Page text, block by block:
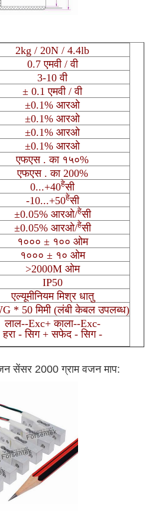
2kg / 20N / 4.4lb
0.7 एमवी / वी
3-10 वी
± 0.1 एमवी / वी
±0.1% आरओ
±0.1% आरओ
±0.1% आरओ
±0.1% आरओ
एफएस . का १५०%
एफएस . का 200%
0...+40हेसी
-10...+50हेसी
±0.05% आरओ/हेसी
±0.05% आरओ/हेसी
१००० ± १०० ओम
१००० ± १० ओम
>2000M ओम
IP50
एल्यूमीनियम मिश्र धातु
* 50 मिमी (लंबी केबल उपलब्ध)
लाल--Exc+ काला--Exc-
हरा - सिग + सफेद - सिग -
सेंसर 2000 ग्राम वजन माप: